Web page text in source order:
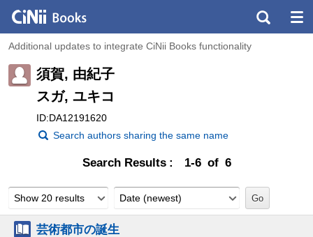
Additional updates to integrate CiNii Books functionality
須賀, 由紀子
スガ, ユキコ
ID:DA12191620
Search authors sharing the same name
Search Results 1-6 of 6
Show 20 results Date (newest)
芸術都市の誕生